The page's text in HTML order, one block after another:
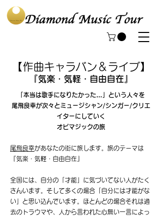
【作曲キャラバン＆ライブ】
『気楽・気軽・自由自在』
「本当は歌手になりたかった…」という人々を
尾飛良幸が次々とミュージシャン/シンガー/クリエ
イターにしていく
オビマジックの旅
尾飛良幸があなたの街に旅します。旅のテーマは
『気楽・気軽・自由自在』
全国には、自分の「才能」に気づいてない人がたく
さんいます。そして多くの場合「自分には才能がな
い」と思い込んでいます。ほとんどの場合それは過
去のトラウマや、人から言われた心無い一言によっ